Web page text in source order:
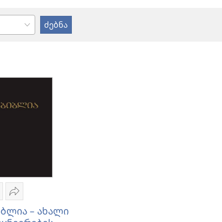
გაზიარება
„ბიბლია– ახალი